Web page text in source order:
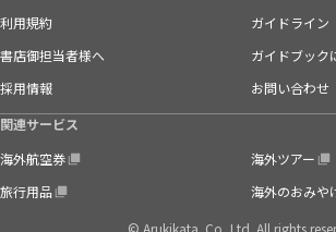
利用規約
ガイドライン
書店御担当者様へ
ガイドブック
採用情報
お問い合わせ
関連サービス
海外航空券
海外ツアー
旅行用品
海外のおみや
© Arukikata. Co.,Ltd. All rights